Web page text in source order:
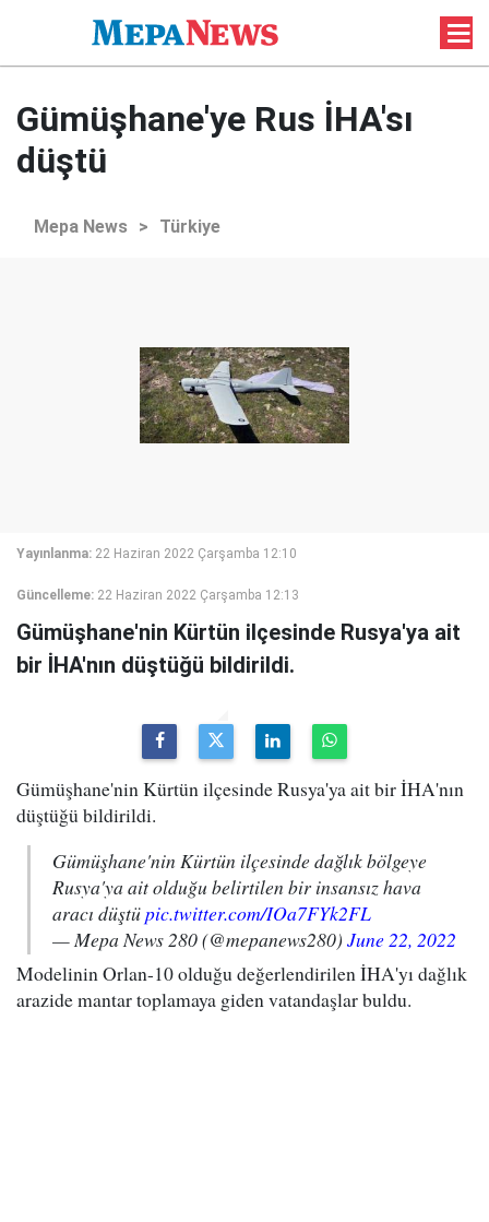
Gümüşhane'ye Rus İHA'sı
düştü
Mepa News > Türkiye
Yayınlanma: 22 Haziran 2022 Çarşamba 12:10
Güncelleme: 22 Haziran 2022 Çarşamba 12:13
Gümüşhane'nin Kürtün ilçesinde Rusya'ya ait
bir İHA'nın düştüğü bildirildi.
Gümüşhane'nin Kürtün ilçesinde Rusya'ya ait bir İHA'nın
düştüğü bildirildi.
Gümüşhane'nin Kürtün ilçesinde dağlık bölgeye
Rusya'ya ait olduğu belirtilen bir insansız hava
aracı düştüpic.twitter.com/IOa7FYk2FL
— Mepa News 280 (@mepanews280) June 22, 2022
Modelinin Orlan-10 olduğu değerlendirilen İHA'yı dağlık
arazide mantar toplamaya giden vatandaşlar buldu.